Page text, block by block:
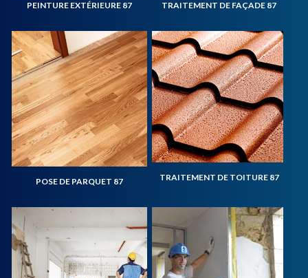
PEINTURE EXTÉRIEURE 87 TRAITEMENT DE FAÇADE 87
POSE DE PARQUET 87 TRAITEMENT DE TOITURE 87